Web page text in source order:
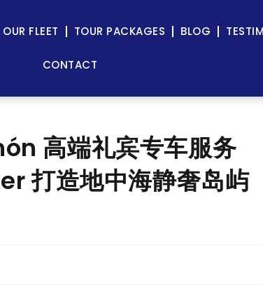
OUR FLEET TOUR PACKAGES BLOG
CONTACT
高端礼宾专车服务
打造地中海静奢岛屿